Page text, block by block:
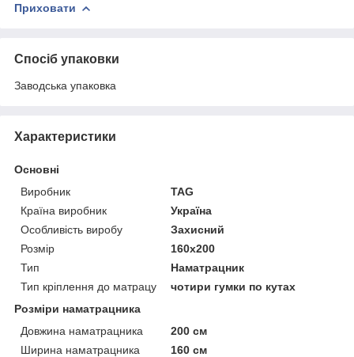
Приховати
Спосіб упаковки
Заводська упаковка
Характеристики
Основні
Виробник
TAG
Країна виробник
Україна
Особливість виробу
Захисний
Розмір
160x200
Тип
Наматрацник
Тип кріплення до матрацу
чотири гумки по кутах
Розміри наматрацника
Довжина наматрацника
200 см
Ширина наматрацника
160 см